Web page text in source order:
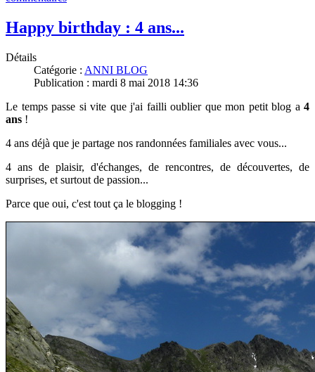
Happy birthday : 4 ans...
Détails
Catégorie : ANNI BLOG
Publication : mardi 8 mai 2018 14:36
Le temps passe si vite que j'ai failli oublier que mon petit blog a 4
ans !
4 ans déjà que je partage nos randonnées familiales avec vous...
4 ans de plaisir, d'échanges, de rencontres, de découvertes, de
surprises, et surtout de passion...
Parce que oui, c'est tout ça le blogging !